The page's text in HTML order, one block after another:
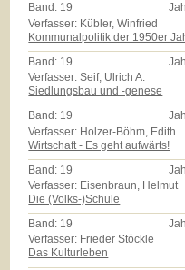
Band: 19
Verfasser: Kübler, Winfried
Kommunalpolitik der 1950er
Band: 19
Verfasser: Seif, Ulrich A.
Siedlungsbau und -genese
Band: 19
Verfasser: Holzer-Böhm, Edith
Wirtschaft - Es geht aufwärts!
Band: 19
Verfasser: Eisenbraun, Helmut
Die (Volks-)Schule
Band: 19
Verfasser: Frieder Stöckle
Das Kulturleben